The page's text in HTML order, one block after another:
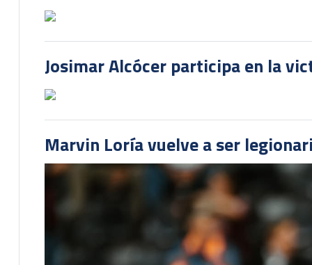
Josimar Alcócer participa en la
Marvin Loría vuelve a ser